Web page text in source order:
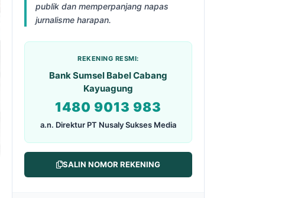
publik dan memperpanjang napas
jurnalisme harapan.
REKENING RESMI:
Bank Sumsel Babel Cabang
Kayuagung
1480 9013 983
a.n. Direktur PT Nusaly Sukses Media
SALIN NOMOR REKENING